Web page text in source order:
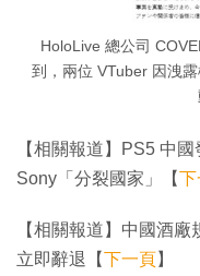
HoloLive 總公司
到，兩位 VTuber 因洩
【相關報道】PS5 中
Sony「分裂國家」【下
【相關報道】中國酒
立即辭退【下一頁】